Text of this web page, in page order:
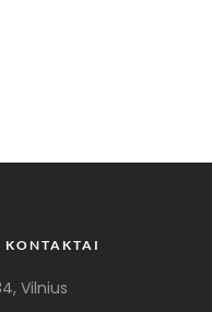
KONTAKTAI
Vilnius